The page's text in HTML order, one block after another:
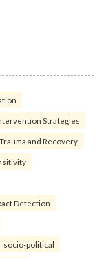
Strategies
Trauma and Recovery
Detection
socio-political